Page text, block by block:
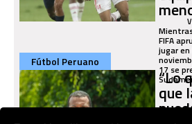
FIFA
jugar en
17 se
Fútbol Peruano
“Lo
que